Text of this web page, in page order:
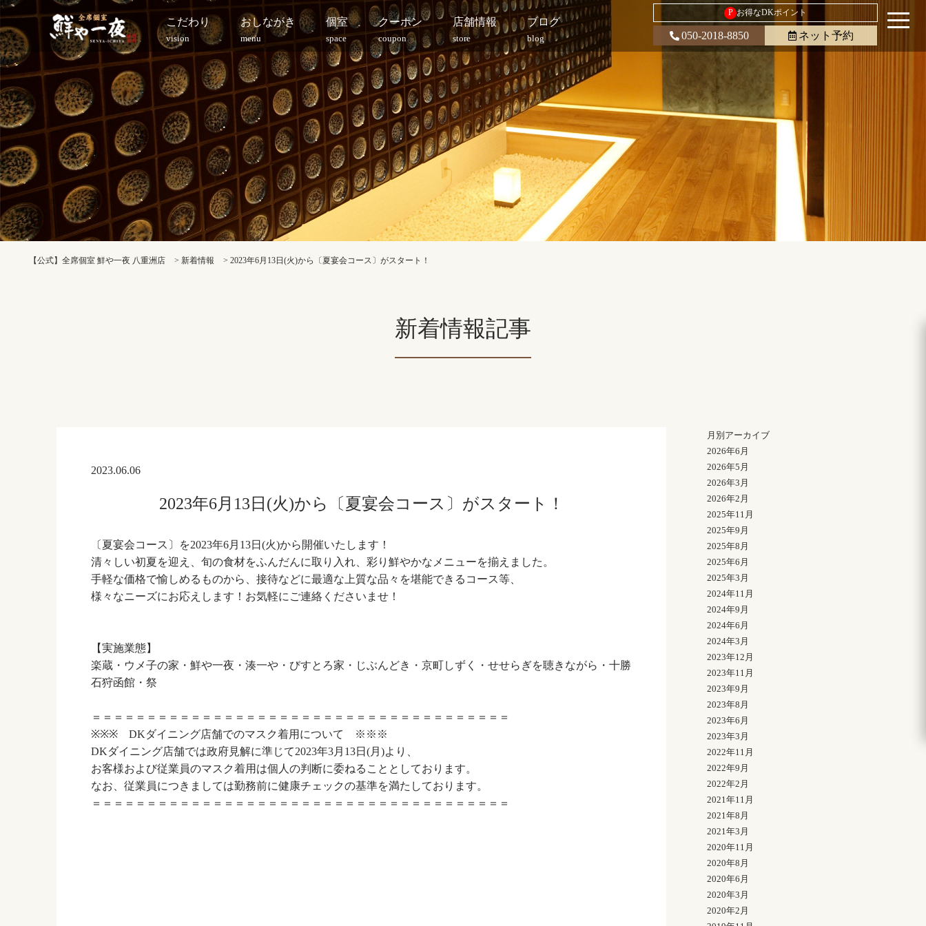
こだわり
vision
おしながき
menu
個室
space
クーポン
coupon
店舗情報
store
ブログ
blog
P お得なDKポイント
050-2018-8850 ネット予約
【公式】全席個室 鮮や一夜 八重洲店 > 新着情報 > 2023年6月13日(火)から〔夏宴会コース〕がスタート！
新着情報記事
2023.06.06
2023年6月13日(火)から〔夏宴会コース〕がスタート！
〔夏宴会コース〕を2023年6月13日(火)から開催いたします！
清々しい初夏を迎え、旬の食材をふんだんに取り入れ、彩り鮮やかなメニューを揃えました。
手軽な価格で愉しめるものから、接待などに最適な上質な品々を堪能できるコース等、
様々なニーズにお応えします！お気軽にご連絡くださいませ！
【実施業態】
楽蔵・ウメ子の家・鮮や一夜・湊一や・びすとろ家・じぶんどき・京町しずく・せせらぎを聴きながら・十勝
石狩函館・祭
＝＝＝＝＝＝＝＝＝＝＝＝＝＝＝＝＝＝＝＝＝＝＝＝＝＝＝＝＝＝＝＝＝＝＝＝＝＝
※※※ DKダイニング店舗でのマスク着用について ※※※
DKダイニング店舗では政府見解に準じて2023年3月13日(月)より、
お客様および従業員のマスク着用は個人の判断に委ねることとしております。
なお、従業員につきましては勤務前に健康チェックの基準を満たしております。
＝＝＝＝＝＝＝＝＝＝＝＝＝＝＝＝＝＝＝＝＝＝＝＝＝＝＝＝＝＝＝＝＝＝＝＝＝＝
月別アーカイブ
2026年6月
2026年5月
2026年3月
2026年2月
2025年11月
2025年9月
2025年8月
2025年6月
2025年3月
2024年11月
2024年9月
2024年6月
2024年3月
2023年12月
2023年11月
2023年9月
2023年8月
2023年6月
2023年3月
2022年11月
2022年9月
2022年2月
2021年11月
2021年8月
2021年3月
2020年11月
2020年8月
2020年6月
2020年3月
2020年2月